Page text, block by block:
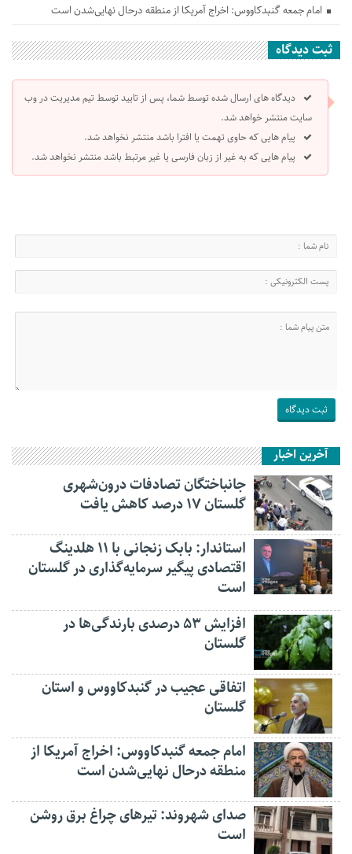
امام جمعه گنبدکاووس: اخراج آمریکا از منطقه درحال نهایی‌شدن است
ثبت دیدگاه
دیدگاه های ارسال شده توسط شما، پس از تایید توسط تیم مدیریت در وب
سایت منتشر خواهد شد.
پیام هایی که حاوی تهمت یا افترا باشد منتشر نخواهد شد.
پیام هایی که به غیر از زبان فارسی یا غیر مرتبط باشد منتشر نخواهد شد.
آخرین اخبار
جانباختگان تصادفات درون‌شهری
گلستان ۱۷ درصد کاهش یافت
استاندار: بابک زنجانی با ۱۱ هلدینگ
اقتصادی پیگیر سرمایه‌گذاری در گلستان
است
افزایش ۵۳ درصدی بارندگی‌ها در
گلستان
اتفاقی عجیب در‌ گنبدکاووس و استان
گلستان
امام جمعه گنبدکاووس: اخراج آمریکا از
منطقه درحال نهایی‌شدن است
صدای شهروند: تیرهای چراغ برق روشن
است